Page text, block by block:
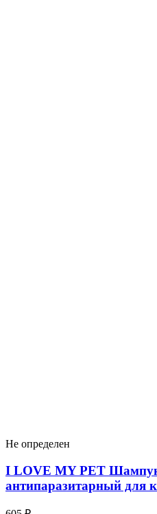
Не определен
I LOVЕ MY PET
антипаразитарный для